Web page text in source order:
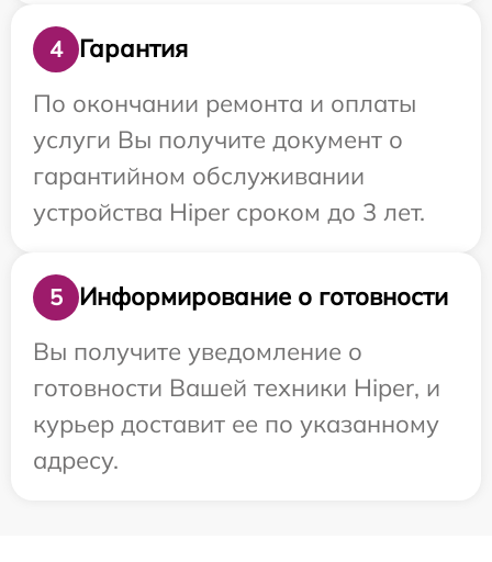
4
Гарантия
По окончании ремонта и оплаты
услуги Вы получите документ о
гарантийном обслуживании
устройства Hiper сроком до 3 лет.
5
Информирование о готовности
Вы получите уведомление о
готовности Вашей техники Hiper, и
курьер доставит ее по указанному
адресу.